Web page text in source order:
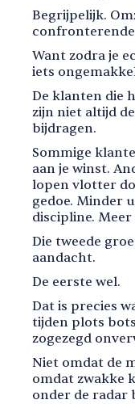
Begrijpelijk.
Want zodra je
iets
De klanten die
zijn niet altijd
bijdragen.
Sommige
aan je winst.
lopen vlotter
gedoe. Minder
discipline.
Die tweede
aandacht.
De eerste wel.
Dat is precies
tijden plots
zogezegd
Niet omdat de
omdat zwakke
onder de radar